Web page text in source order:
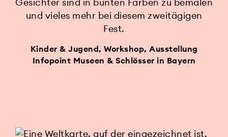
Gesichter sind in bunten Farben zu bemalen
und vieles mehr bei diesem zweitägigen
Fest.
Kinder & Jugend, Workshop, Ausstellung
Infopoint Museen & Schlösser in Bayern